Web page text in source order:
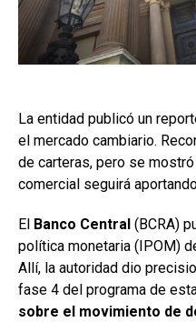
La entidad publicó un
el mercado cambiario.
de carteras, pero se
comercial seguirá
El Banco Central (BCRA)
política monetaria (IPOM)
Allí, la autoridad dio
fase 4 del programa de
sobre el movimiento de